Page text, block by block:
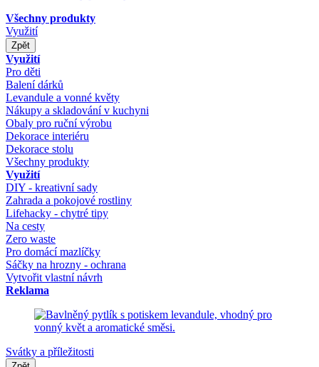
Všechny produkty
Využití
Zpět
Využití
Pro děti
Balení dárků
Levandule a vonné květy
Nákupy a skladování v kuchyni
Obaly pro ruční výrobu
Dekorace interiéru
Dekorace stolu
Všechny produkty
Využití
DIY - kreativní sady
Zahrada a pokojové rostliny
Lifehacky - chytré tipy
Na cesty
Zero waste
Pro domácí mazlíčky
Sáčky na hrozny - ochrana
Vytvořit vlastní návrh
Reklama
Svátky a příležitosti